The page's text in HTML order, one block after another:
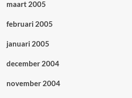
maart 2005
februari 2005
januari 2005
december 2004
november 2004